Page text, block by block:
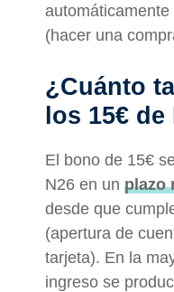
(hacer una
¿Cuánto
los 15€ de
El bono de 15€
N26 en un plazo
desde que
(apertura de
tarjeta). En la
ingreso se